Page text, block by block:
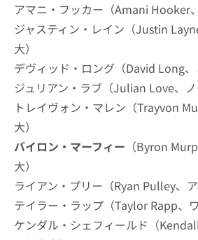
アマニ・フッカー（Amani Hooker
ジャスティン・レイン（Justin
大）
デヴィッド・ロング（David Long、
ジュリアン・ラブ（Julian Love、ノ
トレイヴォン・マレン（Trayvon
大）
バイロン・マーフィー （Byron
大）
ライアン・プリー（Ryan Pulley、ア
テイラー・ラップ（Taylor Rapp、
ケンダル・シェフィールド（